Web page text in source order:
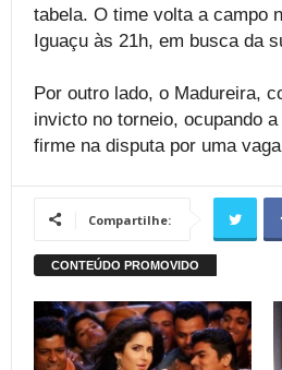
tabela. O time volta a campo
Iguaçu às 21h, em busca da
Por outro lado, o Madureira,
invicto no torneio, ocupando
firme na disputa por uma
Compartilhe: